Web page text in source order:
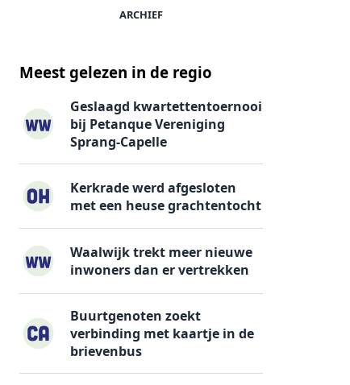
ARCHIEF
Meest gelezen in de regio
Geslaagd kwartettentoernooi
bij Petanque Vereniging
Sprang-Capelle
Kerkrade werd afgesloten
met een heuse grachtentocht
Waalwijk trekt meer nieuwe
inwoners dan er vertrekken
Buurtgenoten zoekt
verbinding met kaartje in de
brievenbus